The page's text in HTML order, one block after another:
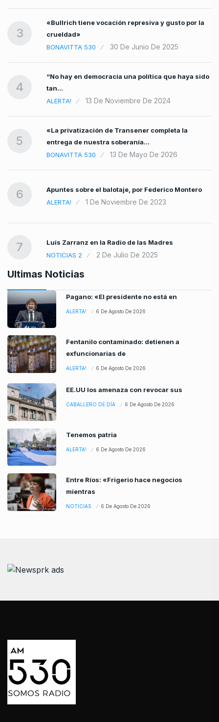
3
«Bullrich tiene vocación represiva y gusto por la
crueldad»
BONAVITTA 530
30 De Junio De 2025
4
“No hay en democracia una política que haya sido
tan…
ALERTA!
13 De Noviembre De 2024
5
«La privatización de Transener completa la
entrega de nuestra soberanía…
BONAVITTA 530
13 De Mayo De 2026
6
Apuntes sobre el balotaje, por Federico Montero
ALERTA!
1 De Noviembre De 2023
7
Luis Zarranz en la Radio de las Madres
NOTICIAS 2
2 De Julio De 2025
Ultimas Noticias
Pagano: «El presidente no está en
ALERTA! 6 De Agosto De 2026
Fentanilo contaminado: detienen a
exfuncionarias de
ALERTA! 6 De Agosto De 2026
EE.UU los amenaza con revocar sus
CABALLERO DE DÍA 6 De Agosto De 2026
Tenemos patria
ALERTA! 6 De Agosto De 2026
Entre Ríos: «Frigerio hace negocios
mientras
NOTICIAS 6 De Agosto De 2026